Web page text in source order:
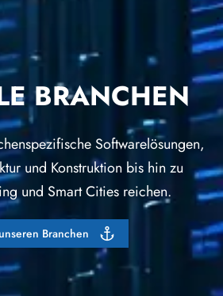
BRANCHEN
Softwarelösungen,
und Konstruktion bis hin zu
und Smart Cities reichen.
Branchen